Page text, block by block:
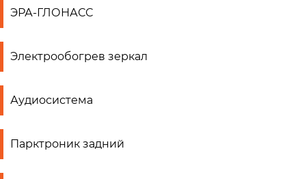
ЭРА-ГЛОНАСС
Электрообогрев зеркал
Аудиосистема
Парктроник задний